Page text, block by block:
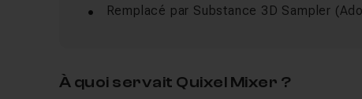
Remplacé par Substance 3D Sampler
À quoi servait Quixel Mixer ?